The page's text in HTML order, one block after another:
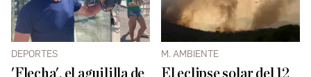
DEPORTES M. AMBIENTE